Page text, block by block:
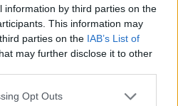
information by third parties on the
This information may
parties on the IAB’s List of
may further disclose it to other
Opt Outs
un nou
primar